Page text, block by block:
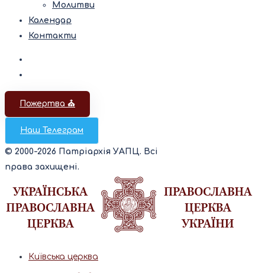
Молитви
Календар
Контакти
Пожертва ⛪️
Наш Телеграм
© 2000-2026 Патріархія УАПЦ. Всі
права захищені.
Київська церква